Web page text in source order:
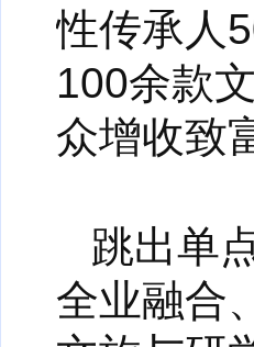
性传承人
100余款
众增收致
跳出单
全业融合